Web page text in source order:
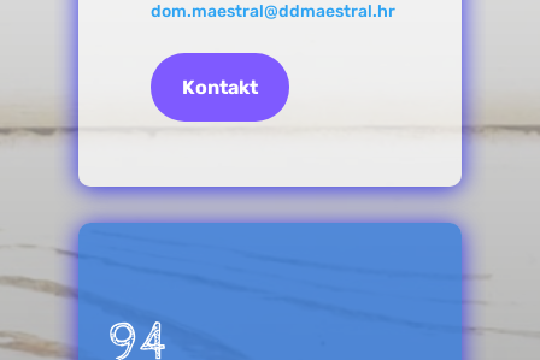
dom.maestral@ddmaestral.hr
Kontakt
94